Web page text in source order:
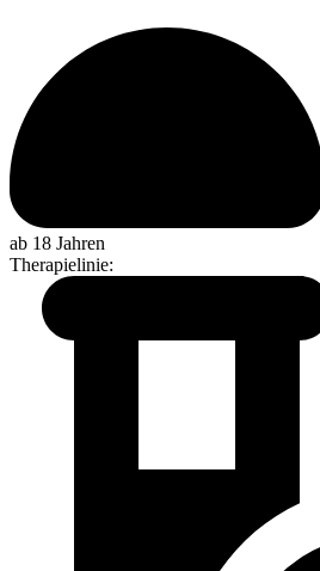
ab 18 Jahren
Therapielinie: